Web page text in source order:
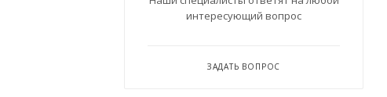
интересующий вопрос
ЗАДАТЬ ВОПРОС